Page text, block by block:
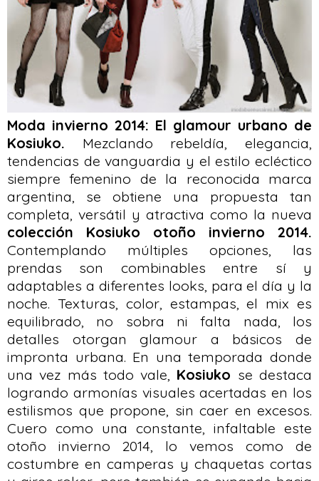
Moda invierno 2014: El glamour urbano de
Kosiuko. Mezclando rebeldía, elegancia,
tendencias de vanguardia y el estilo ecléctico
siempre femenino de la reconocida marca
argentina, se obtiene una propuesta tan
completa, versátil y atractiva como la nueva
colección Kosiuko otoño invierno 2014.
Contemplando múltiples opciones, las
prendas son combinables entre sí y
adaptables a diferentes looks, para el día y la
noche. Texturas, color, estampas, el mix es
equilibrado, no sobra ni falta nada, los
detalles otorgan glamour a básicos de
impronta urbana. En una temporada donde
una vez más todo vale, Kosiuko se destaca
logrando armonías visuales acertadas en los
estilismos que propone, sin caer en excesos.
Cuero como una constante, infaltable este
otoño invierno 2014, lo vemos como de
costumbre en camperas y chaquetas cortas